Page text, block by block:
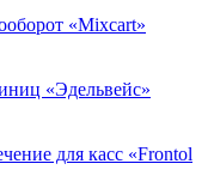
«Mixcart»
«Эдельвейс»
для касс «Frontol